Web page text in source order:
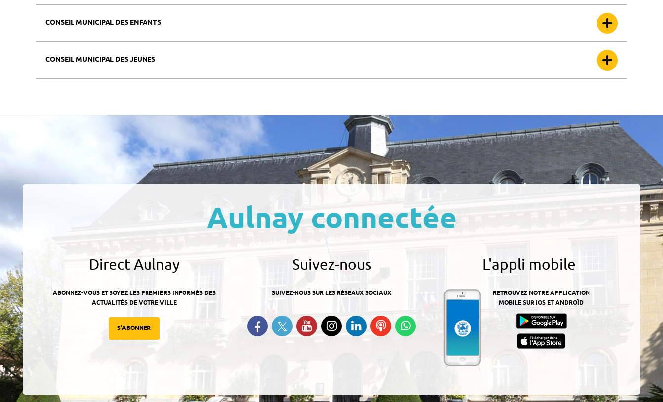
CONSEIL MUNICIPAL DES ENFANTS
CONSEIL MUNICIPAL DES JEUNES
Aulnay connectée
Direct Aulnay
ABONNEZ-VOUS ET SOYEZ LES PREMIERS INFORMÉS DES
ACTUALITÉS DE VOTRE VILLE
S'ABONNER
Suivez-nous
SUIVEZ-NOUS SUR LES RÉSEAUX SOCIAUX
Retrouvez-nous sur Facebook
Suivez-nous sur Twitter
Suivez-nous sur YouTube
Suivez-nous sur
Instagram
Retrouvez-nous
sur Linkedin
Ecoutez
nos
L'appli mobile
RETROUVEZ NOTRE APPLICATION
MOBILE SUR IOS ET ANDROÏD